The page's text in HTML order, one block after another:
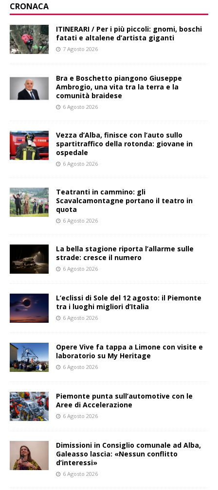
CRONACA
ITINERARI / Per i più piccoli: gnomi, boschi
fatati e altalene d’artista giganti
7 Agosto 2026
Bra e Boschetto piangono Giuseppe
Ambrogio, una vita tra la terra e la
comunità braidese
6 Agosto 2026
Vezza d’Alba, finisce con l’auto sullo
spartitraffico della rotonda: giovane in
ospedale
6 Agosto 2026
Teatranti in cammino: gli
Scavalcamontagne portano il teatro in
quota
6 Agosto 2026
La bella stagione riporta l’allarme sulle
strade: cresce il numero
6 Agosto 2026
L’eclissi di Sole del 12 agosto: il Piemonte
tra i luoghi migliori d’Italia
6 Agosto 2026
Opere Vive fa tappa a Limone con visite e
laboratorio su My Heritage
6 Agosto 2026
Piemonte punta sull’automotive con le
Aree di Accelerazione
6 Agosto 2026
Dimissioni in Consiglio comunale ad Alba,
Galeasso lascia: «Nessun conflitto
d’interessi»
6 Agosto 2026